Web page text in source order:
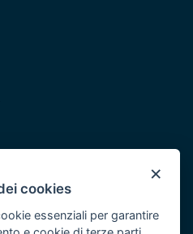
Puglia
×
cookies
essenziali per garantire